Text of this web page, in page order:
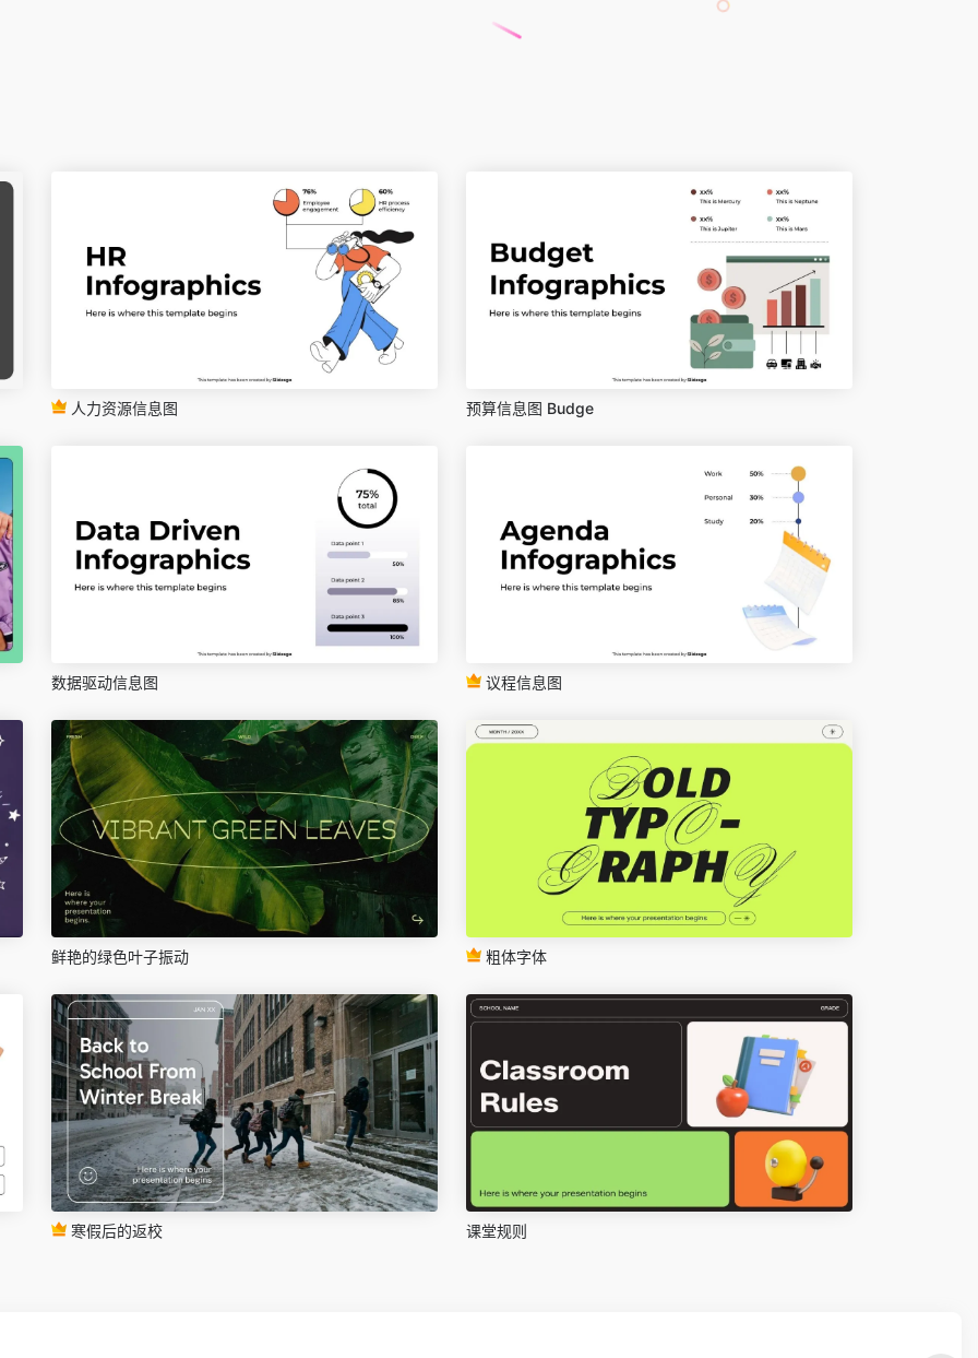
人力资源信息图 预算信息图 Budge
数据驱动信息图 议程信息图
鲜艳的绿色叶子振动 粗体字体
寒假后的返校 课堂规则